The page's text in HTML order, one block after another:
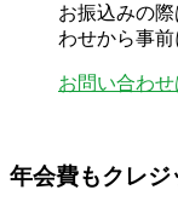
お振込みの
わせから事前
お問い合わ
年会費もクレジ